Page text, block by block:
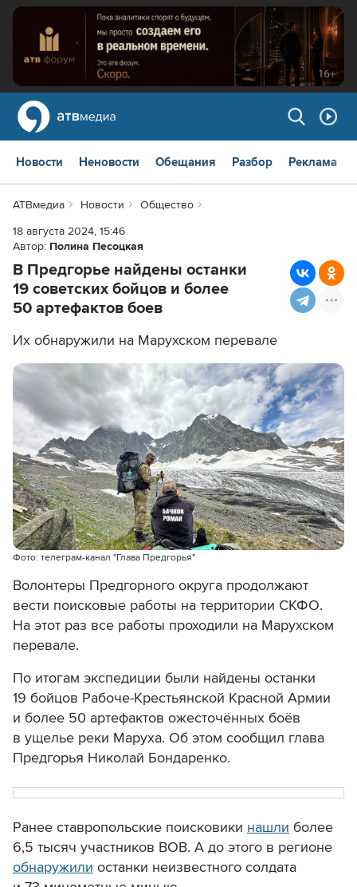
Новости Неновости Обещания Разбор Реклама
АТВмедиа Новости
Общество
18 августа 2024, 15:46
Автор: Полина Песоцкая
В Предгорье найдены останки
19 советских бойцов и более
50 артефактов боев
Их обнаружили на Марухском перевале
Фото: телеграм-канал "Глава Предгорья"
Волонтеры Предгорного округа продолжают
вести поисковые работы на территории СКФО.
На этот раз все работы проходили на Марухском
перевале.
По итогам экспедиции были найдены останки
19 бойцов Рабоче-Крестьянской Красной Армии
и более 50 артефактов ожесточённых боёв
в ущелье реки Маруха. Об этом сообщил глава
Предгорья Николай Бондаренко.
Ранее ставропольские поисковики нашли более
6,5 тысяч участников ВОВ. А до этого в регионе
обнаружили останки неизвестного солдата